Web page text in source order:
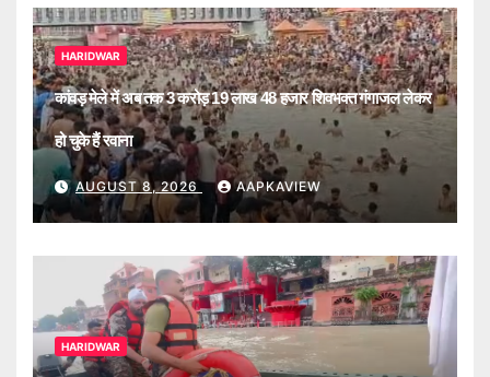
HARIDWAR
कांवड़ मेले में अब तक 3 करोड़ 19 लाख 48 हजार शिवभक्त गंगाजल लेकर
हो चुके हैं रवाना
AUGUST 8, 2026 AAPKAVIEW
HARIDWAR